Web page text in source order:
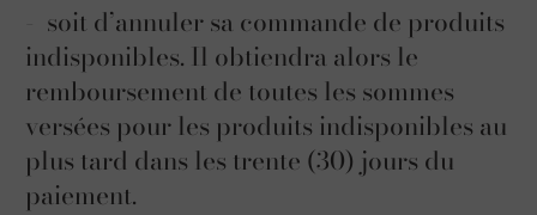
- soit d’annuler sa commande de produits
indisponibles. Il obtiendra alors le
remboursement de toutes les sommes
versées pour les produits indisponibles au
plus tard dans les trente (30) jours du
paiement.